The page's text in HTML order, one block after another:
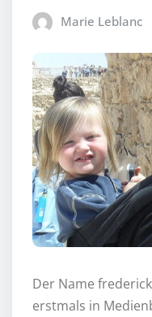
Marie Leblanc
Der Name
erstmals in